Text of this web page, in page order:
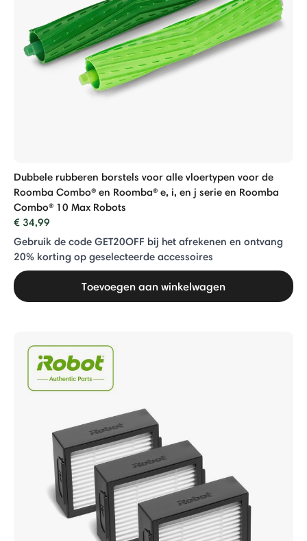
Dubbele rubberen borstels voor alle vloertypen voor de
Roomba Combo® en Roomba® e, i, en j serie en Roomba
Combo® 10 Max Robots
€ 34,99
Gebruik de code GET20OFF bij het afrekenen en ontvang
20% ​​korting op geselecteerde accessoires
Toevoegen aan winkelwagen